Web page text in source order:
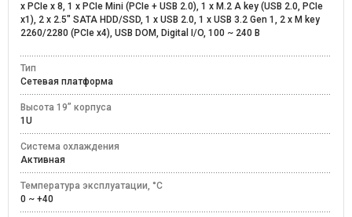
х PCIe х 8, 1 x PCIe Mini (PCIe + USB 2.0), 1 x M.2 A key (USB 2.0, PCIe
x1), 2 x 2.5" SATA HDD/SSD, 1 x USB 2.0, 1 x USB 3.2 Gen 1, 2 x M key
2260/2280 (PCIe x4), USB DOM, Digital I/O, 100 ~ 240 В
Тип
Сетевая платформа
Высота 19” корпуса
1U
Система охлаждения
Активная
Температура эксплуатации, °C
0 ~ +40